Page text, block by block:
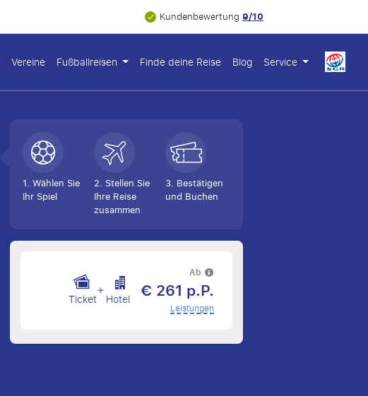
Kundenbewertung 9/10
Vereine Fußballreisen Finde deine Reise Blog Service
1. Wählen Sie
Ihr Spiel
2. Stellen Sie
Ihre Reise
zusammen
3. Bestätigen
und Buchen
Ticket+Hotel
Ab
€ 261 p.P.
Leistungen